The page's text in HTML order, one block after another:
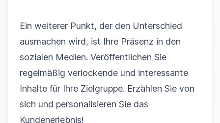
Ein weiterer Punkt, der den Unterschied
ausmachen wird, ist Ihre Präsenz in den
sozialen Medien. Veröffentlichen Sie
regelmäßig verlockende und interessante
Inhalte für Ihre Zielgruppe. Erzählen Sie von
sich und personalisieren Sie das
Kundenerlebnis!